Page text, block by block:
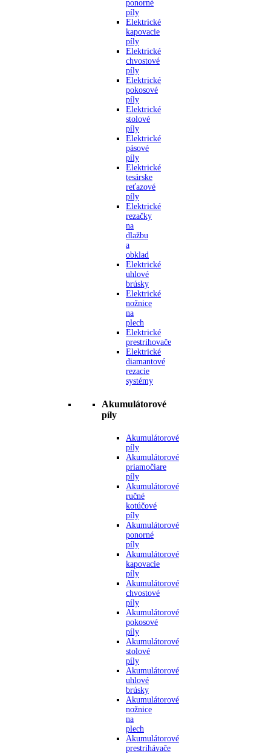
ponorné
píly
Elektrické
kapovacie
píly
Elektrické
chvostové
píly
Elektrické
pokosové
píly
Elektrické
stolové
píly
Elektrické
pásové
píly
Elektrické
tesárske
reťazové
píly
Elektrické
rezačky
na
dlažbu
a
obklad
Elektrické
uhlové
brúsky
Elektrické
nožnice
na
plech
Elektrické
prestrihovače
Elektrické
diamantové
rezacie
systémy
Akumulátorové
píly
Akumulátorové
píly
Akumulátorové
priamočiare
píly
Akumulátorové
ručné
kotúčové
píly
Akumulátorové
ponorné
píly
Akumulátorové
kapovacie
píly
Akumulátorové
chvostové
píly
Akumulátorové
pokosové
píly
Akumulátorové
stolové
píly
Akumulátorové
uhlové
brúsky
Akumulátorové
nožnice
na
plech
Akumulátorové
prestrihávače